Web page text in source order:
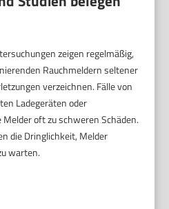
zeigen regelmäßig,
Rauchmeldern seltener
verzeichnen. Fälle von
Ladegeräten oder
oft zu schweren Schäden.
die Dringlichkeit, Melder
warten.